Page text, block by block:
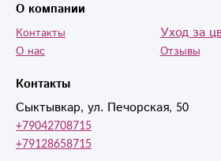
Контакты
Сыктывкар, ул. Печорская, 50
+79042708715
+79128658715
О компании
Контакты
О нас
Уход за
Отзывы